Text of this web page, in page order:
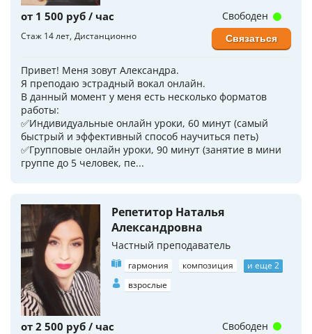
от 1 500 руб / час
Стаж 14 лет Дистанционно
Привет! Меня зовут Александра.
Я преподаю эстрадный вокал онлайн.
В данный момент у меня есть несколько форматов
работы:
✅Индивидуальные онлайн уроки, 60 минут (самый
быстрый и эффективный способ научиться петь)
✅Групповые онлайн уроки, 90 минут (занятие в мини
группе до 5 человек, пе...
Свободен
Связаться
Репетитор Наталья
Александровна
Частный преподаватель
гармония композиция
и еще 2
взрослые
от 2 500 руб / час Свободен